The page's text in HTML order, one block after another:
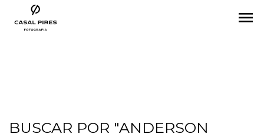
menu
BUSCAR POR "ANDERSON